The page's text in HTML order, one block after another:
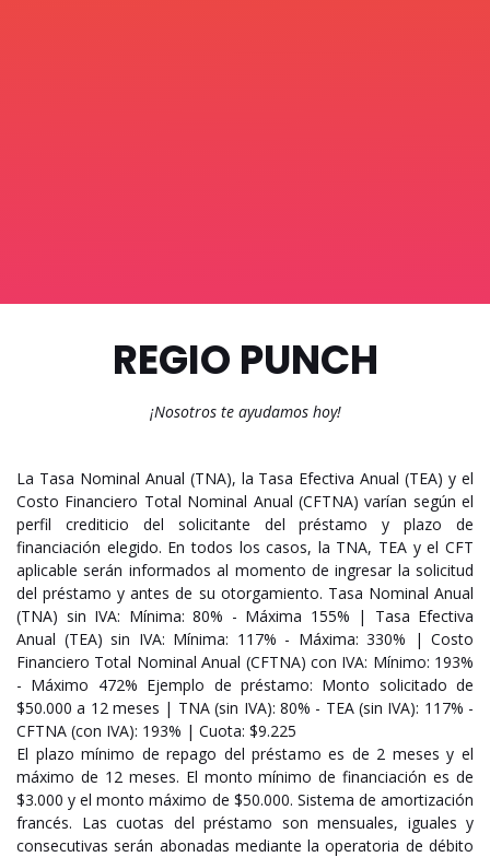
REGIO PUNCH
¡Nosotros te ayudamos hoy!
La Tasa Nominal Anual (TNA), la Tasa Efectiva Anual (TEA) y el
Costo Financiero Total Nominal Anual (CFTNA) varían según el
perfil crediticio del solicitante del préstamo y plazo de
financiación elegido. En todos los casos, la TNA, TEA y el CFT
aplicable serán informados al momento de ingresar la solicitud
del préstamo y antes de su otorgamiento. Tasa Nominal Anual
(TNA) sin IVA: Mínima: 80% - Máxima 155% | Tasa Efectiva
Anual (TEA) sin IVA: Mínima: 117% - Máxima: 330% | Costo
Financiero Total Nominal Anual (CFTNA) con IVA: Mínimo: 193%
- Máximo 472% Ejemplo de préstamo: Monto solicitado de
$50.000 a 12 meses | TNA (sin IVA): 80% - TEA (sin IVA): 117% -
CFTNA (con IVA): 193% | Cuota: $9.225
El plazo mínimo de repago del préstamo es de 2 meses y el
máximo de 12 meses. El monto mínimo de financiación es de
$3.000 y el monto máximo de $50.000. Sistema de amortización
francés. Las cuotas del préstamo son mensuales, iguales y
consecutivas serán abonadas mediante la operatoria de débito